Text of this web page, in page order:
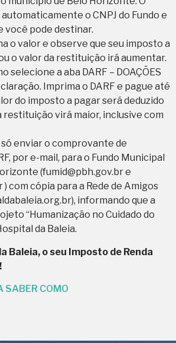
o CNPJ do Fundo e
você pode destinar.
o valor e observe que seu imposto a
o valor da restituição irá aumentar.
selecione a aba DARF – DOAÇÕES
Imprima o DARF e pague até
do imposto a pagar será deduzido
restituição virá maior, inclusive com
só enviar o comprovante de
por e-mail, para o Fundo Municipal
(fumid@pbh.gov.br e
) com cópia para a Rede de Amigos
informando que a
“Humanização no Cuidado do
da Baleia.
Baleia, o seu Imposto de Renda
SABER COMO